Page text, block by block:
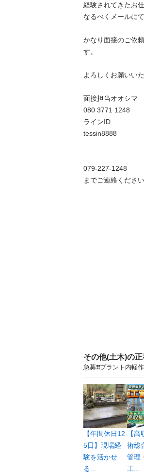
経験されてきたお
なるべくメールに
かなり面接のご依
す。
よろしくお願いいた
面接担当オオシマ
080 3771 1248
ラインID
tessin8888
079-227-1248
までご連絡ください
その他(土木)の
急募❗️❗️プラント内
【年間休日12
5日】現場経
験を活かせ
る...
【
術総
管理
工...